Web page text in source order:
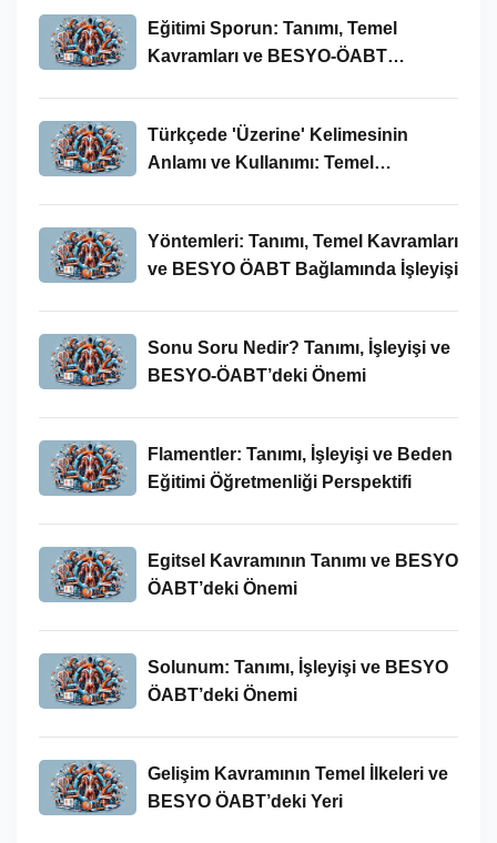
Eğitimi Sporun: Tanımı, Temel
Kavramları ve BESYO-ÖABT
Türkçede 'Üzerine' Kelimesinin
Anlamı ve Kullanımı: Temel
Yöntemleri: Tanımı, Temel Kavramları
ve BESYO ÖABT Bağlamında İşleyişi
Sonu Soru Nedir? Tanımı, İşleyişi ve
BESYO-ÖABT’deki Önemi
Flamentler: Tanımı, İşleyişi ve Beden
Eğitimi Öğretmenliği Perspektifi
Egitsel Kavramının Tanımı ve BESYO
ÖABT’deki Önemi
Solunum: Tanımı, İşleyişi ve BESYO
ÖABT’deki Önemi
Gelişim Kavramının Temel İlkeleri ve
BESYO ÖABT’deki Yeri